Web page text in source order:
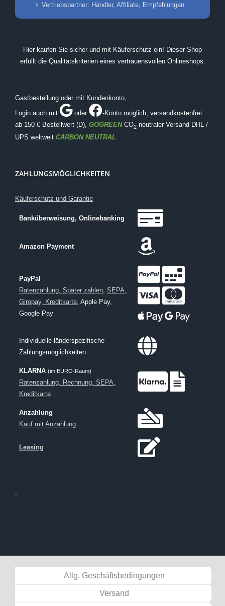
Vertriebspartner: Händler, Affiliate, Empfehlungen
Hier kaufen Sie sicher und mit Käuferschutz ein! Dieser Shop
erfüllt die Qualitätskriterien eines vertrauensvollen Onlineshops.
Gastbestellung oder mit Kundenkonto,
Login auch mit
oder -Konto möglich , versandkostenfrei
ab 150 € Bestellwert (D), GOGREENCO2 neutraler Versand DHL /
UPS weltweit CARBON NEUTRAL
ZAHLUNGSMÖGLICHKEITEN
Käuferschutz und Garantie
Banküberweisung, Onlinebanking
Amazon Payment
PayPal
Ratenzahlung, Später zahlen, SEPA,
Giropay, Kreditkarte, Apple Pay,
Google Pay
Individuelle länderspezifische
Zahlungsmöglichkeiten
KLARNA (im EURO-Raum)
Ratenzahlung, Rechnung, SEPA,
Kreditkarte
Anzahlung
Kauf mit Anzahlung
Leasing
.
Allg. Geschäftsbedingungen
Versand